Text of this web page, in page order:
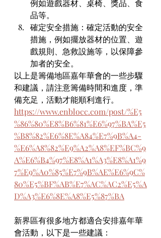
例如遊戲器材、桌椅、獎品、食
品等。
確定安全措施：確定活動的安全
措施，例如擺放器材的位置、遊
戲規則、急救設施等，以保障參
加者的安全。
以上是籌備地區嘉年華會的一些步驟
和建議，請注意籌備時間和進度，準
備充足，活動才能順利進行。
https://www.enblocc.com/post/%E5
%86%80%E8%B6%81%E6%97%BA%E5
%B8%82%E6%8E%A84%E7%9B%A4-
%E6%A8%82%E9%A2%A8%EF%BC%9
A%E6%B4%97%E8%A1%A3%E8%A1%9
7%E9%A0%85%E7%9B%AE%E6%9C%
80%E5%BF%AB%E7%AC%AC2%E5%A
D%A3%E6%8E%A8%E5%87%BA
新界區有很多地方都適合安排嘉年華
會活動，以下是一些建議：